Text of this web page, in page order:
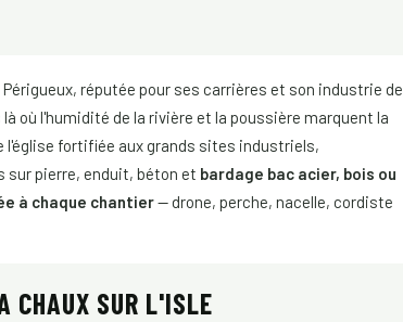
réputée pour ses carrières et son industrie de
où l'humidité de la rivière et la poussière marquent la
l'église fortifiée aux grands sites industriels,
sur pierre, enduit, béton et bardage bac acier, bois ou
à chaque chantier— drone, perche, nacelle, cordiste
CHAUX SUR L'ISLE